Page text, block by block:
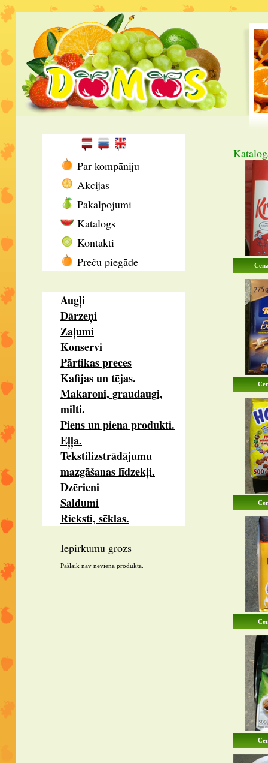
Par kompāniju
Akcijas
Pakalpojumi
Katalogs
Kontakti
Preču piegāde
Augļi
Dārzeņi
Zaļumi
Konservi
Pārtikas preces
Kafijas un tējas.
Makaroni, graudaugi,
milti.
Piens un piena produkti.
Eļļa.
Tekstilizstrādājumu
mazgāšanas līdzekļi.
Dzērieni
Saldumi
Rieksti, sēklas.
Iepirkumu grozs
Pašlaik nav neviena produkta.